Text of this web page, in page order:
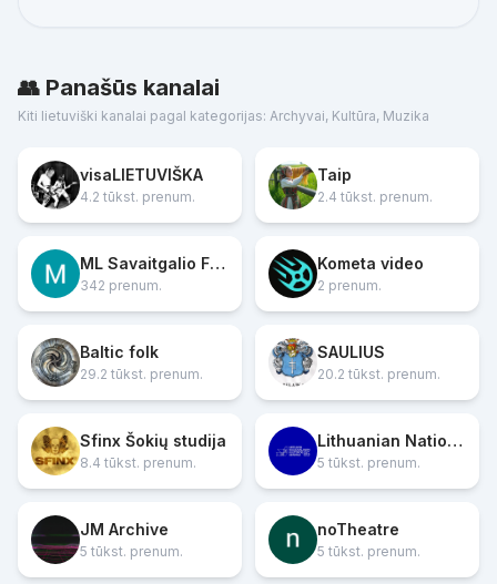
👥 Panašūs kanalai
Kiti lietuviški kanalai pagal kategorijas: Archyvai, Kultūra, Muzika
visaLIETUVIŠKA
4.2 tūkst. prenum.
Taip
2.4 tūkst. prenum.
ML Savaitgalio Filmai
342 prenum.
Kometa video
2 prenum.
Baltic folk
29.2 tūkst. prenum.
SAULIUS
20.2 tūkst. prenum.
Sfinx Šokių studija
8.4 tūkst. prenum.
Lithuanian National Culture Centre
5 tūkst. prenum.
JM Archive
5 tūkst. prenum.
noTheatre
5 tūkst. prenum.